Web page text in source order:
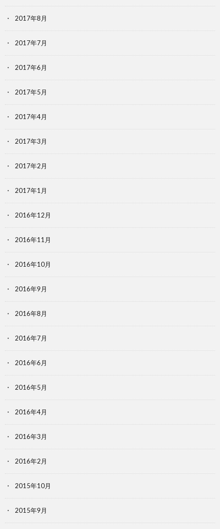
2017年8月
2017年7月
2017年6月
2017年5月
2017年4月
2017年3月
2017年2月
2017年1月
2016年12月
2016年11月
2016年10月
2016年9月
2016年8月
2016年7月
2016年6月
2016年5月
2016年4月
2016年3月
2016年2月
2015年10月
2015年9月